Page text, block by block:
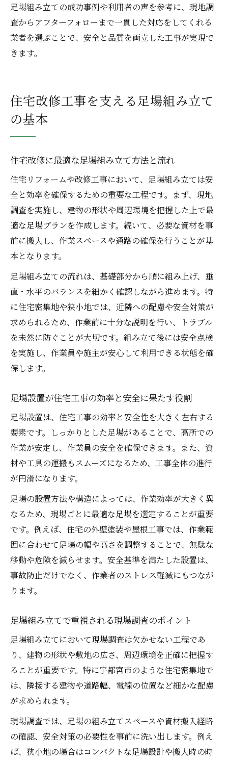
足場組み立ての成功事例や利用者の声を参考に、現地調
査からアフターフォローまで一貫した対応をしてくれる
業者を選ぶことで、安全と品質を両立した工事が実現で
きます。
住宅改修工事を支える足場組み立て
の基本
住宅改修に最適な足場組み立て方法と流れ
住宅リフォームや改修工事において、足場組み立ては安
全と効率を確保するための重要な工程です。まず、現地
調査を実施し、建物の形状や周辺環境を把握した上で最
適な足場プランを作成します。続いて、必要な資材を事
前に搬入し、作業スペースや通路の確保を行うことが基
本となります。
足場組み立ての流れは、基礎部分から順に組み上げ、垂
直・水平のバランスを細かく確認しながら進めます。特
に住宅密集地や狭小地では、近隣への配慮や安全対策が
求められるため、作業前に十分な説明を行い、トラブル
を未然に防ぐことが大切です。組み立て後には安全点検
を実施し、作業員や施主が安心して利用できる状態を確
保します。
足場設置が住宅工事の効率と安全に果たす役割
足場設置は、住宅工事の効率と安全性を大きく左右する
要素です。しっかりとした足場があることで、高所での
作業が安定し、作業員の安全を確保できます。また、資
材や工具の運搬もスムーズになるため、工事全体の進行
が円滑になります。
足場の設置方法や構造によっては、作業効率が大きく異
なるため、現場ごとに最適な足場を選定することが重要
です。例えば、住宅の外壁塗装や屋根工事では、作業範
囲に合わせて足場の幅や高さを調整することで、無駄な
移動や危険を減らせます。安全基準を満たした設置は、
事故防止だけでなく、作業者のストレス軽減にもつなが
ります。
足場組み立てで重視される現場調査のポイント
足場組み立てにおいて現場調査は欠かせない工程であ
り、建物の形状や敷地の広さ、周辺環境を正確に把握す
ることが重要です。特に宇都宮市のような住宅密集地で
は、隣接する建物や道路幅、電線の位置など細かな配慮
が求められます。
現場調査では、足場の組み立てスペースや資材搬入経路
の確認、安全対策の必要性を事前に洗い出します。例え
ば、狭小地の場合はコンパクトな足場設計や搬入時の時